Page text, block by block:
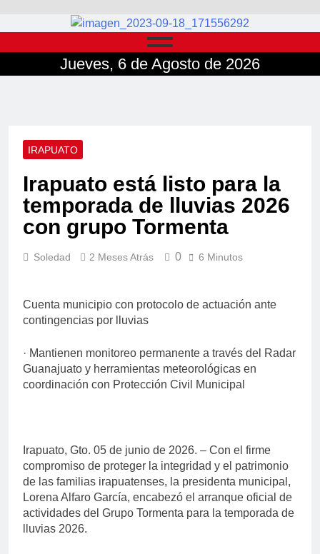
Jueves, 6 de Agosto de 2026
IRAPUATO
Irapuato está listo para la
temporada de lluvias 2026
con grupo Tormenta
Soledad 2 Meses Atrás 0 6 Minutos
Cuenta municipio con protocolo de actuación ante
contingencias por lluvias
· Mantienen monitoreo permanente a través del Radar
Guanajuato y herramientas meteorológicas en
coordinación con Protección Civil Municipal
Irapuato, Gto. 05 de junio de 2026. – Con el firme
compromiso de proteger la integridad y el patrimonio
de las familias irapuatenses, la presidenta municipal,
Lorena Alfaro García, encabezó el arranque oficial de
actividades del Grupo Tormenta para la temporada de
lluvias 2026.